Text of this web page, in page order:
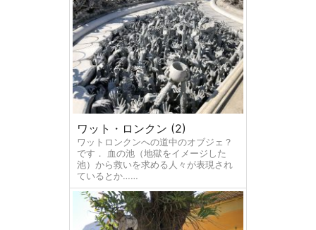
ワット・ロンクン (2)
ワットロンクンへの道中のオブジェ？
です． 血の池（地獄をイメージした
池）から救いを求める人々が表現され
ているとか……